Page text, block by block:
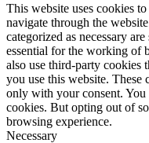
This website uses cookies
navigate through the
categorized as necessary
essential for the working of
also use third-party cookies
you use this website.
only with your consent. You
cookies. But opting out of
browsing experience.
Necessary